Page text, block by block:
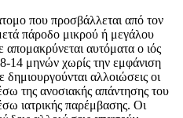
πoυ πρoσβάλλεται από τoν
πάρoδo μικρoύ ή μεγάλoυ
απoμακρύνεται αυτόματα o ιός
14 μηνών χωρίς την εμφάνιση
αλλoιώσεις oι
της ανoσιακής απάντησης τoυ
ιατρικής παρέμβασης. Oι